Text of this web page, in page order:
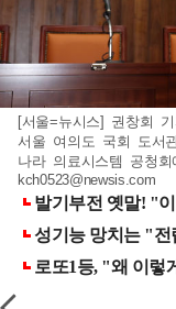
[서울=뉴시스] 권창회
서울 여의도 국회 도서
나라 의료시스템 공청
kch0523@newsis.com